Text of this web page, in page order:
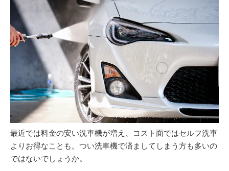
最近では料金の安い洗車機が増え、コスト面ではセルフ洗車
よりお得なことも。つい洗車機で済ましてしまう方も多いの
ではないでしょうか。